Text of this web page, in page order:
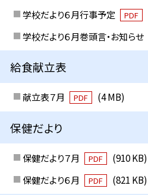
学校だより６月行事予定
PDF
学校だより６月巻頭言・お知らせ
給食献立表
献立表７月 PDF (4 MB)
保健だより
保健だより７月 PDF
(910 KB)
保健だより６月
PDF (821 KB)